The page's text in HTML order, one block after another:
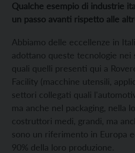
Qualche esempio di industrie
un passo avanti rispetto alle
Abbiamo delle eccellenze in
adottano queste tecnologie nei
quali quelli presenti qui a
Facility (macchine utensili,
settori collegati quali
ma anche nel packaging, nella
costruttori medi, grandi, ma
sono un riferimento in Europa
90% della loro produzione.